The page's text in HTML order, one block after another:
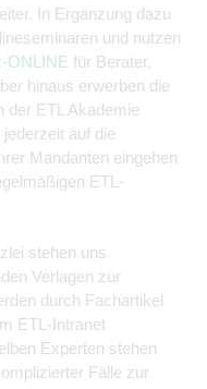
In Ergänzung dazu
und nutzen
ONLINE für Berater,
hinaus erwerben die
der ETL Akademie
auf die
Mandanten eingehen
ETL-
stehen uns
Verlagen zur
durch Fachartikel
ETL-Intranet
Experten stehen
Fälle zur